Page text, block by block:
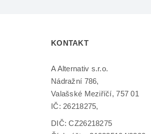
KONTAKT
A Alternativ s.r.o.
Nádražní 786,
Valašské Meziříčí, 757 01
IČ: 26218275,
DIČ: CZ26218275